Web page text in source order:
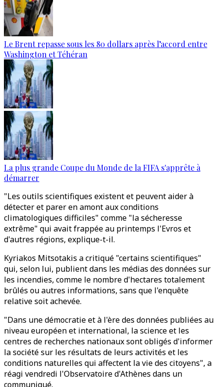
Le Brent repasse sous les 80 dollars après l’accord entre
Washington et Téhéran
La plus grande Coupe du Monde de la FIFA s'apprête à
démarrer
"Les outils scientifiques existent et peuvent aider à
détecter et parer en amont aux conditions
climatologiques difficiles" comme "la sécheresse
extrême" qui avait frappée au printemps l'Evros et
d'autres régions, explique-t-il.
Kyriakos Mitsotakis a critiqué "certains scientifiques"
qui, selon lui, publient dans les médias des données sur
les incendies, comme le nombre d'hectares totalement
brûlés ou autres informations, sans que l'enquête
relative soit achevée.
"Dans une démocratie et à l'ère des données publiées au
niveau européen et international, la science et les
centres de recherches nationaux sont obligés d'informer
la société sur les résultats de leurs activités et les
conditions naturelles qui affectent la vie des citoyens", a
réagi vendredi l'Observatoire d'Athènes dans un
communiqué.